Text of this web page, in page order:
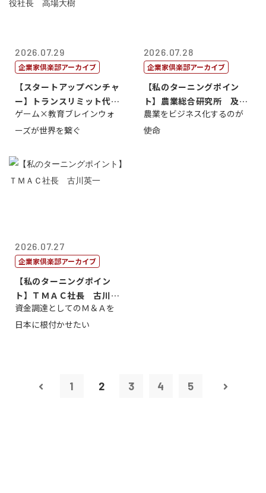
2026.07.29
企業家倶楽部アーカイブ
【スタートアップベンチャ
ー】トランスリミット代表
取締役社長 ...
ゲーム×教育ブレインウォ
ーズが世界を繋ぐ
2026.07.28
企業家倶楽部アーカイブ
【私のターニングポイン
ト】農業総合研究所 及川
智正
農業をビジネス化するのが
使命
2026.07.27
企業家倶楽部アーカイブ
【私のターニングポイン
ト】ＴＭＡＣ社長 古川英
一
資金調達としてのＭ＆Ａを
日本に根付かせたい
1 2 3 4 5